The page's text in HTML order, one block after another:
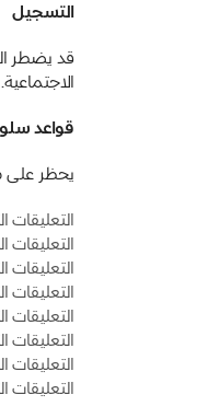
التسجيل
قد يضطر
الاجتماعية.
قواعد
يحظر على
التعليقات
التعليقات
التعليقات
التعليقات
التعليقات
التعليقات
التعليقات